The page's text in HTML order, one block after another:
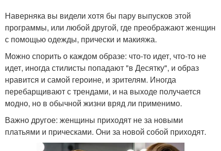
Наверняка вы видели хотя бы пару выпусков этой
программы, или любой другой, где преображают женщин
с помощью одежды, прически и макияжа.
Можно спорить о каждом образе: что-то идет, что-то не
идет, иногда стилисты попадают "в Десятку", и образ
нравится и самой героине, и зрителям. Иногда
перебарщивают с трендами, и на выходе получается
модно, но в обычной жизни вряд ли применимо.
Важно другое: женщины приходят не за новыми
платьями и прическами. Они за новой собой приходят.